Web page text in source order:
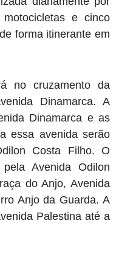
e cinco
forma itinerante em
no cruzamento da
Dinamarca. A
Dinamarca e as
essa avenida serão
Costa Filho. O
Avenida Odilon
do Anjo, Avenida
Anjo da Guarda. A
Palestina até a